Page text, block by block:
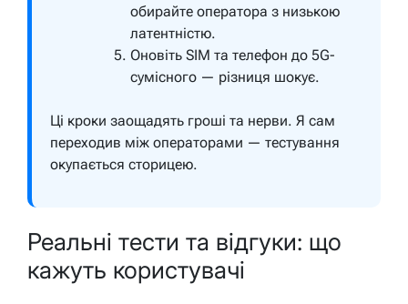
обирайте оператора з низькою
латентністю.
Оновіть SIM та телефон до 5G-
сумісного — різниця шокує.
Ці кроки заощадять гроші та нерви. Я сам
переходив між операторами — тестування
окупається сторицею.
Реальні тести та відгуки: що
кажуть користувачі